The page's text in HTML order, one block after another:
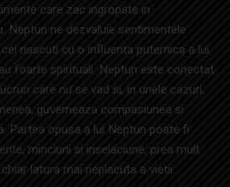
care zac ingropate in
Neptun ne dezvaluie sentimentele
nascuti cu o influenta puternica a lui
foarte spirituali. Neptun este conectat
care nu se vad si, in unele cazuri,
guverneaza compasiunea si
Partea opusa a lui Neptun poate fi
minciuni si inselaciune, prea mult
latura mai neplacuta a vietii.